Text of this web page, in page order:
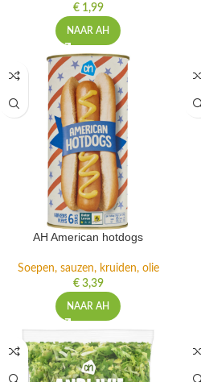
€1,99
NAAR AH
AH American hotdogs
Soepen, sauzen, kruiden, olie
€3,39
NAAR AH